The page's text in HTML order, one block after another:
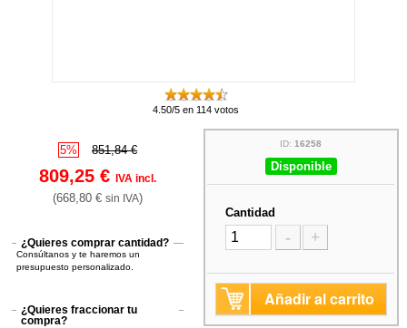
4.50/5 en 114 votos
5% 851,84 €
809,25 €IVA incl.
(668,80 €sin IVA)
¿Quieres comprar cantidad?
Consúltanos y te haremos un
presupuesto personalizado.
¿Quieres fraccionar tu
compra?
ID:16258
Disponible
Cantidad
- +
Añadir al carrito